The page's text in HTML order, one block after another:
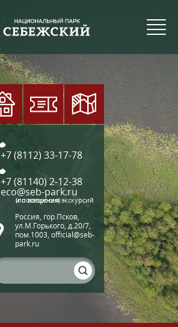
+7 (8112) 33-17-78
+7 (81140) 2-12-38
eco@seb-park.ru
(по вопросам экскурсий и посещения)
Россия, гор.Псков,
ул.М.Горького, д.20/7,
пом.1003, official@seb-
park.ru